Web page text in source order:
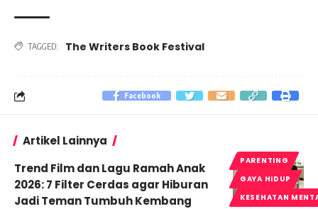
TAGGED: The Writers Book Festival
Facebook
Artikel Lainnya
PARENTING
GAYA HIDUP
KESEHATAN
Trend Film dan Lagu Ramah Anak
2026: 7 Filter Cerdas agar Hiburan
Jadi Teman Tumbuh Kembang